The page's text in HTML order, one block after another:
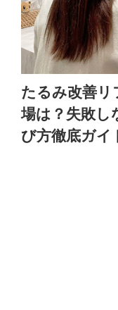
たるみ改善リ
場は？失敗し
び方徹底ガイ